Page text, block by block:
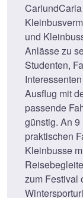
und
Anlässe zu
Studenten,
Ausflug mit
passende
günstig. An
praktischen
Kleinbusse
zum Festival